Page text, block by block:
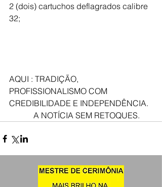
2 (dois) cartuchos deflagrados calibre
32;
AQUI : TRADIÇÃO,
PROFISSIONALISMO COM
CREDIBILIDADE E INDEPENDÊNCIA.
            A NOTÍCIA SEM RETOQUES.